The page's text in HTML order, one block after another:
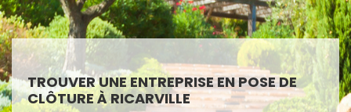
TROUVER UNE ENTREPRISE EN POSE DE
CLÔTURE À RICARVILLE